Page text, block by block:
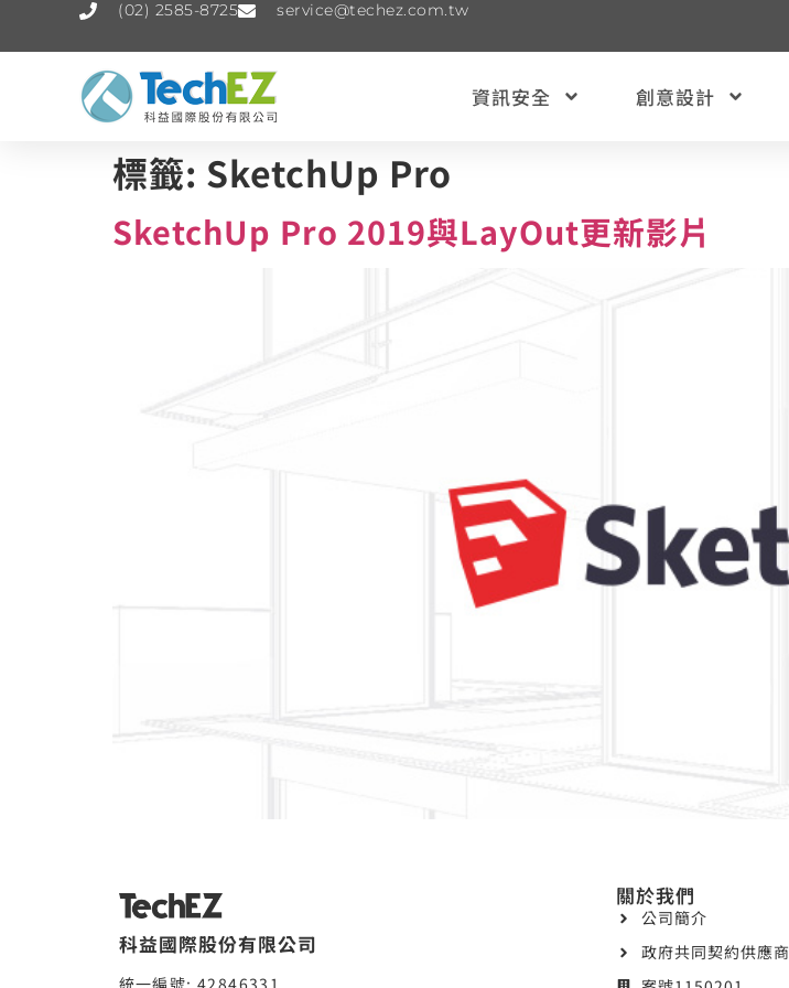
(02) 2585-8725 service@techez.com.tw
資訊安全 創意設計
標籤: SketchUp Pro
SketchUp Pro 2019與LayOut更新影片
科益國際股份有限公司
統一編號: 42846331
關於我們
公司簡介
政府共同契約供應商